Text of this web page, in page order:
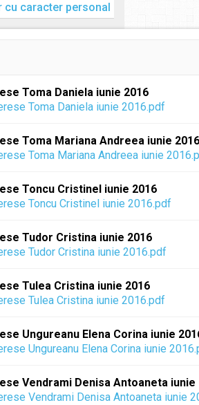
cu caracter personal
Toma Daniela iunie 2016
Toma Daniela iunie 2016.pdf
Toma Mariana Andreea iunie 2016
Toma Mariana Andreea iunie
Toncu Cristinel iunie 2016
Toncu Cristinel iunie 2016.pdf
Tudor Cristina iunie 2016
Tudor Cristina iunie 2016.pdf
Tulea Cristina iunie 2016
Tulea Cristina iunie 2016.pdf
Ungureanu Elena Corina iunie
Ungureanu Elena Corina iunie
Vendrami Denisa Antoaneta iunie
Vendrami Denisa Antoaneta iunie